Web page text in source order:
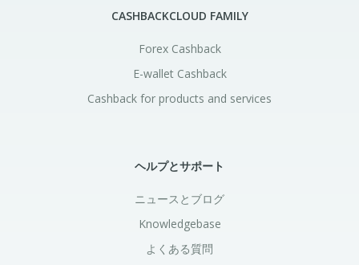
CASHBACKCLOUD FAMILY
Forex Cashback
E-wallet Cashback
Cashback for products and services
ヘルプとサポート
ニュースとブログ
Knowledgebase
よくある質問